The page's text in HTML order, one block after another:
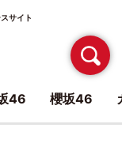
サイト
46 櫻坂46